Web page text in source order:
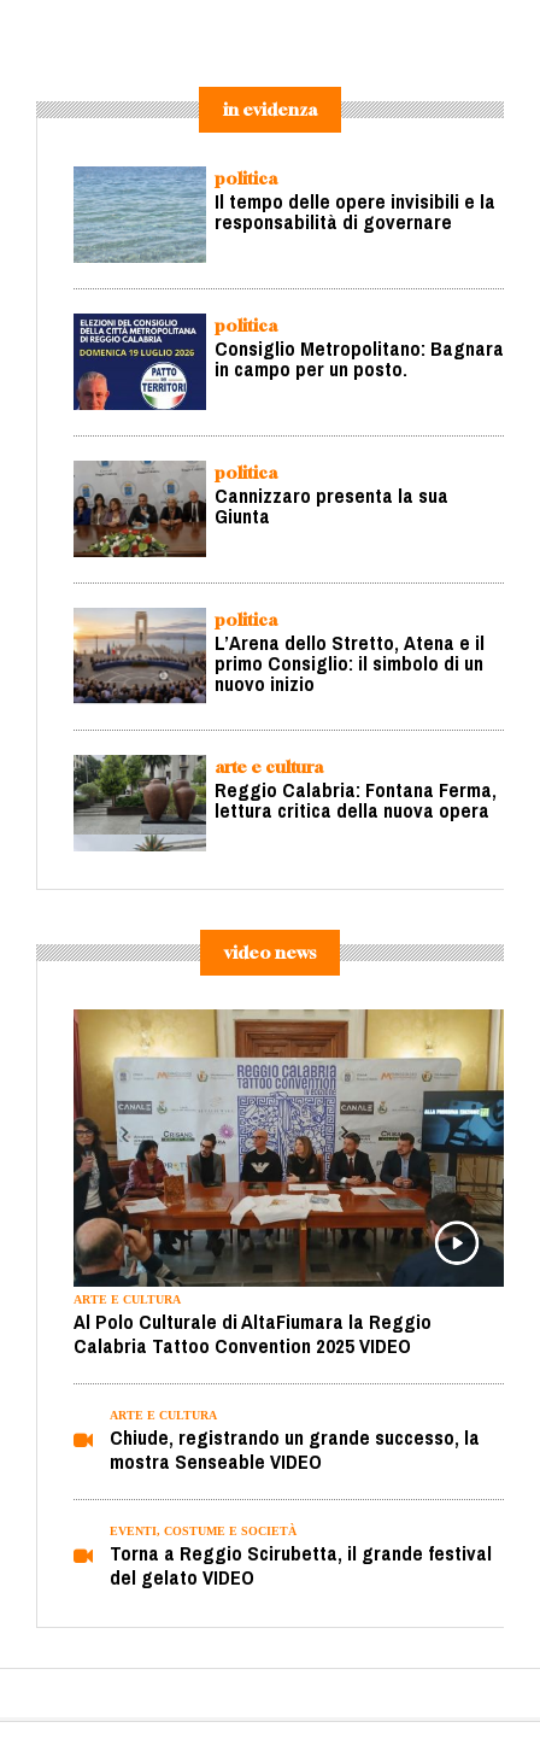
in evidenza
politica
Il tempo delle opere invisibili e la
responsabilità di governare
politica
Consiglio Metropolitano: Bagnara
in campo per un posto.
politica
Cannizzaro presenta la sua
Giunta
politica
L’Arena dello Stretto, Atena e il
primo Consiglio: il simbolo di un
nuovo inizio
arte e cultura
Reggio Calabria: Fontana Ferma,
lettura critica della nuova opera
video news
ARTE E CULTURA
Al Polo Culturale di AltaFiumara la Reggio
Calabria Tattoo Convention 2025 VIDEO
ARTE E CULTURA
Chiude, registrando un grande successo, la
mostra Senseable VIDEO
EVENTI, COSTUME E SOCIETÀ
Torna a Reggio Scirubetta, il grande festival
del gelato VIDEO